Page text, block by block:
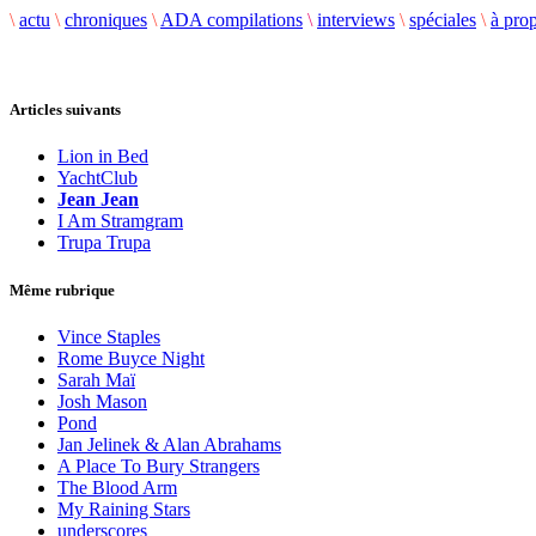
\ actu \ chroniques \ ADA compilations \ interviews \ spéciales \ à
Articles suivants
Lion in Bed
YachtClub
Jean Jean
I Am Stramgram
Trupa Trupa
Même rubrique
Vince Staples
Rome Buyce Night
Sarah Maï
Josh Mason
Pond
Jan Jelinek & Alan Abrahams
A Place To Bury Strangers
The Blood Arm
My Raining Stars
underscores